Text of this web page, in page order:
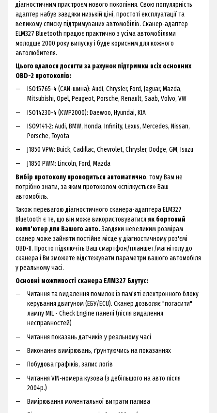
діагностичним пристроєм нового покоління. Свою популярність
адаптер набув завдяки низькій ціні, простоті експлуатації та
великому списку підтримуваних автомобілів. Сканер-адаптер
ELM327 Bluetooth працює практично з усіма автомобілями
молодше 2000 року випуску і буде корисним для кожного
автолюбителя.
Цього вдалося досягти за рахунок підтримки всіх основних
OBD-2 протоколів:
ISO15765-4 (CAN-шина): Audi, Chrysler, Ford, Jaguar, Mazda,
Mitsubishi, Opel, Peugeot, Porsche, Renault, Saab, Volvo, VW
ISO14230-4 (KWP2000): Daewoo, Hyundai, KIA
ISO9141-2: Audi, BMW, Honda, Infinity, Lexus, Mercedes, Nissan,
Porsche, Toyota
J1850 VPW: Buick, Cadillac, Chevrolet, Chrysler, Dodge, GM, Isuzu
J1850 PWM: Lincoln, Ford, Mazda
Вибір протоколу проводиться автоматично, тому Вам не
потрібно знати, за яким протоколом «спілкується» Ваш
автомобіль.
Також перевагою діагностичного сканера-адаптера ELM327
Bluetooth є те, що він може використовуватися як бортовий
комп'ютер для Вашого авто.Завдяки невеликим розмірам
сканер може зайняти постійне місце у діагностичному роз'ємі
OBD-II. Просто підключіть Ваш смартфон/планшет/магнітолу до
сканера і Ви зможете відстежувати параметри вашого автомобіля
у реальному часі.
Основні можливості сканера ЕЛМ327 Блутус:
Читання та видалення помилок із пам'яті електронного блоку
керування двигуном (ЕБУ/ECU). Сканер дозволяє "погасити"
лампу MIL - Check Engine панелі (після видалення
несправностей)
Читання показань датчиків у реальному часі
Виконання вимірювань, ґрунтуючись на показаннях
Побудова графіків, запис логів
Читання VIN-номера кузова (з дебільшого на авто після
2004р.)
Вимірювання моментальної витрати палива